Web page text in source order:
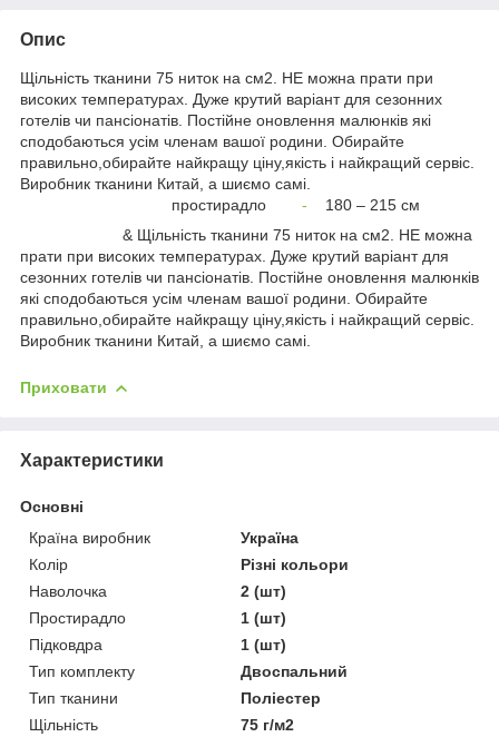
Опис
Щільність тканини 75 ниток на см2. НЕ можна прати при
високих температурах. Дуже крутий варіант для сезонних
готелів чи пансіонатів. Постійне оновлення малюнків які
сподобаються усім членам вашої родини. Обирайте
правильно,обирайте найкращу ціну,якість і найкращий сервіс.
Виробник тканини Китай, а шиємо самі.
простирадло - 180 – 215 см
& Щільність тканини 75 ниток на см2. НЕ можна
прати при високих температурах. Дуже крутий варіант для
сезонних готелів чи пансіонатів. Постійне оновлення малюнків
які сподобаються усім членам вашої родини. Обирайте
правильно,обирайте найкращу ціну,якість і найкращий сервіс.
Виробник тканини Китай, а шиємо самі.
Приховати
Характеристики
Основні
Країна виробник
Україна
Колір
Різні кольори
Наволочка
2 (шт)
Простирадло
1 (шт)
Підковдра
1 (шт)
Тип комплекту
Двоспальний
Тип тканини
Поліестер
Щільність
75 г/м2